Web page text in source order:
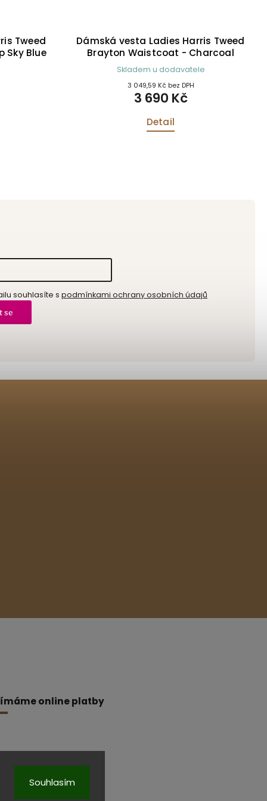
Souhlasím
Tweed
Sky Blue
Dámská vesta Ladies Harris Tweed
Brayton Waistcoat - Charcoal
Skladem u dodavatele
3 049,59 Kč bez DPH
3 690 Kč
Detail
souhlasíte s podmínkami ochrany osobních údajů
se
online platby